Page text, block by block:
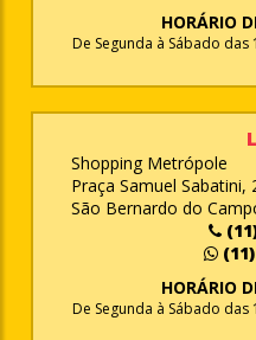
HORÁRIO
De Segunda à Sábado
Shopping Metrópole
Praça Samuel Sabatini,
São Bernardo do
(11)
HORÁRIO
De Segunda à Sábado